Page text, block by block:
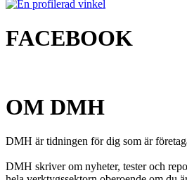
FACEBOOK
OM DMH
DMH är tidningen för dig som är
DMH skriver om nyheter, tester och